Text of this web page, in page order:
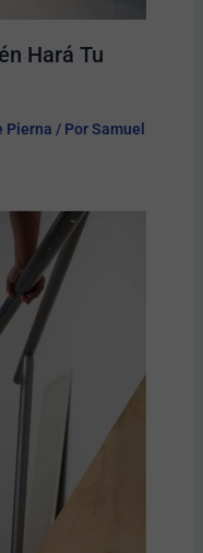
Hará Tu
Pierna / PorSamuel